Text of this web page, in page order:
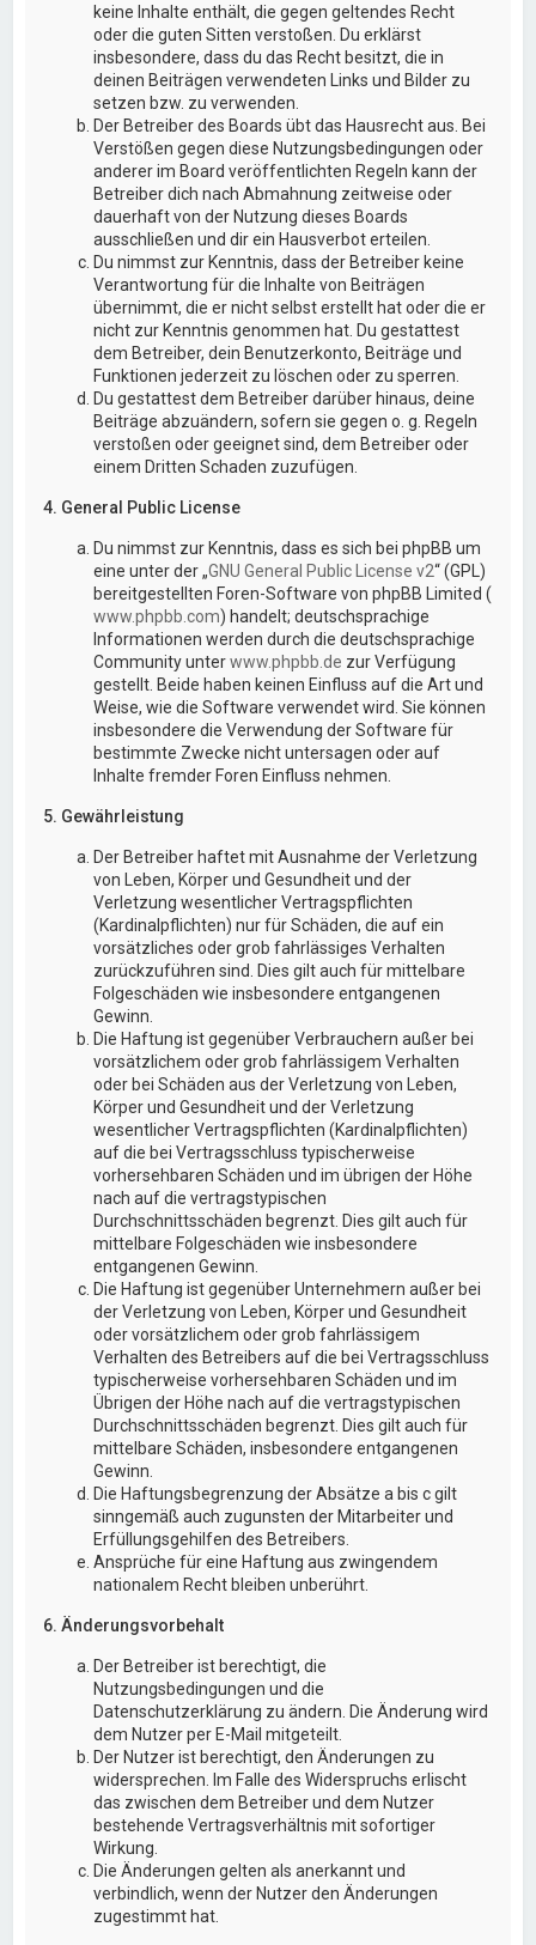
keine Inhalte enthält, die gegen geltendes Recht
oder die guten Sitten verstoßen. Du erklärst
insbesondere, dass du das Recht besitzt, die in
deinen Beiträgen verwendeten Links und Bilder zu
setzen bzw. zu verwenden.
Der Betreiber des Boards übt das Hausrecht aus. Bei
Verstößen gegen diese Nutzungsbedingungen oder
anderer im Board veröffentlichten Regeln kann der
Betreiber dich nach Abmahnung zeitweise oder
dauerhaft von der Nutzung dieses Boards
ausschließen und dir ein Hausverbot erteilen.
Du nimmst zur Kenntnis, dass der Betreiber keine
Verantwortung für die Inhalte von Beiträgen
übernimmt, die er nicht selbst erstellt hat oder die er
nicht zur Kenntnis genommen hat. Du gestattest
dem Betreiber, dein Benutzerkonto, Beiträge und
Funktionen jederzeit zu löschen oder zu sperren.
Du gestattest dem Betreiber darüber hinaus, deine
Beiträge abzuändern, sofern sie gegen o. g. Regeln
verstoßen oder geeignet sind, dem Betreiber oder
einem Dritten Schaden zuzufügen.
4. General Public License
Du nimmst zur Kenntnis, dass es sich bei phpBB um
eine unter der „GNU General Public License v2“ (GPL)
bereitgestellten Foren-Software von phpBB Limited (
www.phpbb.com) handelt; deutschsprachige
Informationen werden durch die deutschsprachige
Community unterwww.phpbb.de zur Verfügung
gestellt. Beide haben keinen Einfluss auf die Art und
Weise, wie die Software verwendet wird. Sie können
insbesondere die Verwendung der Software für
bestimmte Zwecke nicht untersagen oder auf
Inhalte fremder Foren Einfluss nehmen.
5. Gewährleistung
Der Betreiber haftet mit Ausnahme der Verletzung
von Leben, Körper und Gesundheit und der
Verletzung wesentlicher Vertragspflichten
(Kardinalpflichten) nur für Schäden, die auf ein
vorsätzliches oder grob fahrlässiges Verhalten
zurückzuführen sind. Dies gilt auch für mittelbare
Folgeschäden wie insbesondere entgangenen
Gewinn.
Die Haftung ist gegenüber Verbrauchern außer bei
vorsätzlichem oder grob fahrlässigem Verhalten
oder bei Schäden aus der Verletzung von Leben,
Körper und Gesundheit und der Verletzung
wesentlicher Vertragspflichten (Kardinalpflichten)
auf die bei Vertragsschluss typischerweise
vorhersehbaren Schäden und im übrigen der Höhe
nach auf die vertragstypischen
Durchschnittsschäden begrenzt. Dies gilt auch für
mittelbare Folgeschäden wie insbesondere
entgangenen Gewinn.
Die Haftung ist gegenüber Unternehmern außer bei
der Verletzung von Leben, Körper und Gesundheit
oder vorsätzlichem oder grob fahrlässigem
Verhalten des Betreibers auf die bei Vertragsschluss
typischerweise vorhersehbaren Schäden und im
Übrigen der Höhe nach auf die vertragstypischen
Durchschnittsschäden begrenzt. Dies gilt auch für
mittelbare Schäden, insbesondere entgangenen
Gewinn.
Die Haftungsbegrenzung der Absätze a bis c gilt
sinngemäß auch zugunsten der Mitarbeiter und
Erfüllungsgehilfen des Betreibers.
Ansprüche für eine Haftung aus zwingendem
nationalem Recht bleiben unberührt.
6. Änderungsvorbehalt
Der Betreiber ist berechtigt, die
Nutzungsbedingungen und die
Datenschutzerklärung zu ändern. Die Änderung wird
dem Nutzer per E-Mail mitgeteilt.
Der Nutzer ist berechtigt, den Änderungen zu
widersprechen. Im Falle des Widerspruchs erlischt
das zwischen dem Betreiber und dem Nutzer
bestehende Vertragsverhältnis mit sofortiger
Wirkung.
Die Änderungen gelten als anerkannt und
verbindlich, wenn der Nutzer den Änderungen
zugestimmt hat.